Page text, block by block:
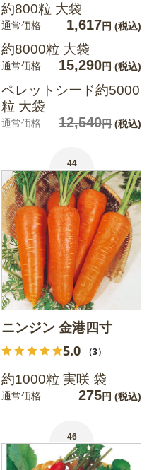
約800粒 大袋
通常価格 1,617円 (税込)
約8000粒 大袋
通常価格 15,290円 (税込)
ペレットシード約5000
粒 大袋
通常価格 12,540円 (税込)
44
ニンジン 金港四寸
5.0 （3）
約1000粒 実咲 袋
通常価格 275円 (税込)
46